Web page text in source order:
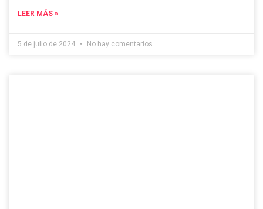
LEER MÁS »
5 de julio de 2024 No hay comentarios